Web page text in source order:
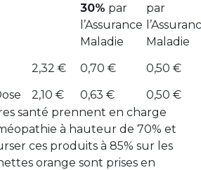
30% par
l’Assurance
Maladie
par
Maladie
2,32 € 0,70 €
0,50 €
2,10 € 0,63 €
0,50 €
santé prennent en charge
à hauteur de 70% et
ces produits à 85% sur les
orange sont prises en